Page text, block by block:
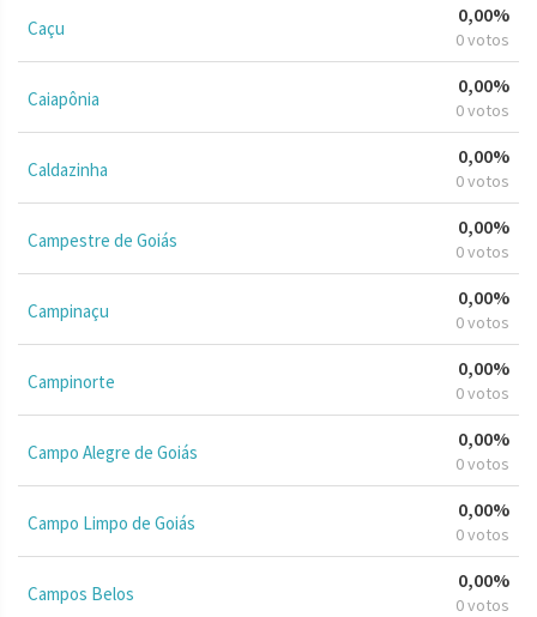
Caçu
0,00%
0 votos
Caiapônia
0,00%
0 votos
Caldazinha
0,00%
0 votos
Campestre de Goiás
0,00%
0 votos
Campinaçu
0,00%
0 votos
Campinorte
0,00%
0 votos
Campo Alegre de Goiás
0,00%
0 votos
Campo Limpo de Goiás
0,00%
0 votos
Campos Belos
0,00%
0 votos